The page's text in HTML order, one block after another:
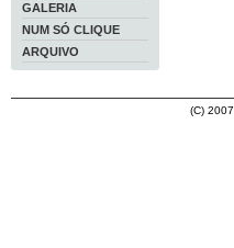
GALERIA
NUM SÓ CLIQUE
ARQUIVO
(C) 2007